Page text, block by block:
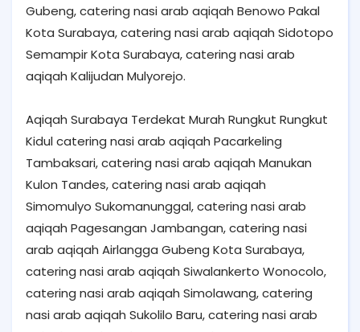
Gubeng, catering nasi arab aqiqah Benowo Pakal
Kota Surabaya, catering nasi arab aqiqah Sidotopo
Semampir Kota Surabaya, catering nasi arab
aqiqah Kalijudan Mulyorejo.
Aqiqah Surabaya Terdekat Murah Rungkut Rungkut
Kidul catering nasi arab aqiqah Pacarkeling
Tambaksari, catering nasi arab aqiqah Manukan
Kulon Tandes, catering nasi arab aqiqah
Simomulyo Sukomanunggal, catering nasi arab
aqiqah Pagesangan Jambangan, catering nasi
arab aqiqah Airlangga Gubeng Kota Surabaya,
catering nasi arab aqiqah Siwalankerto Wonocolo,
catering nasi arab aqiqah Simolawang, catering
nasi arab aqiqah Sukolilo Baru, catering nasi arab